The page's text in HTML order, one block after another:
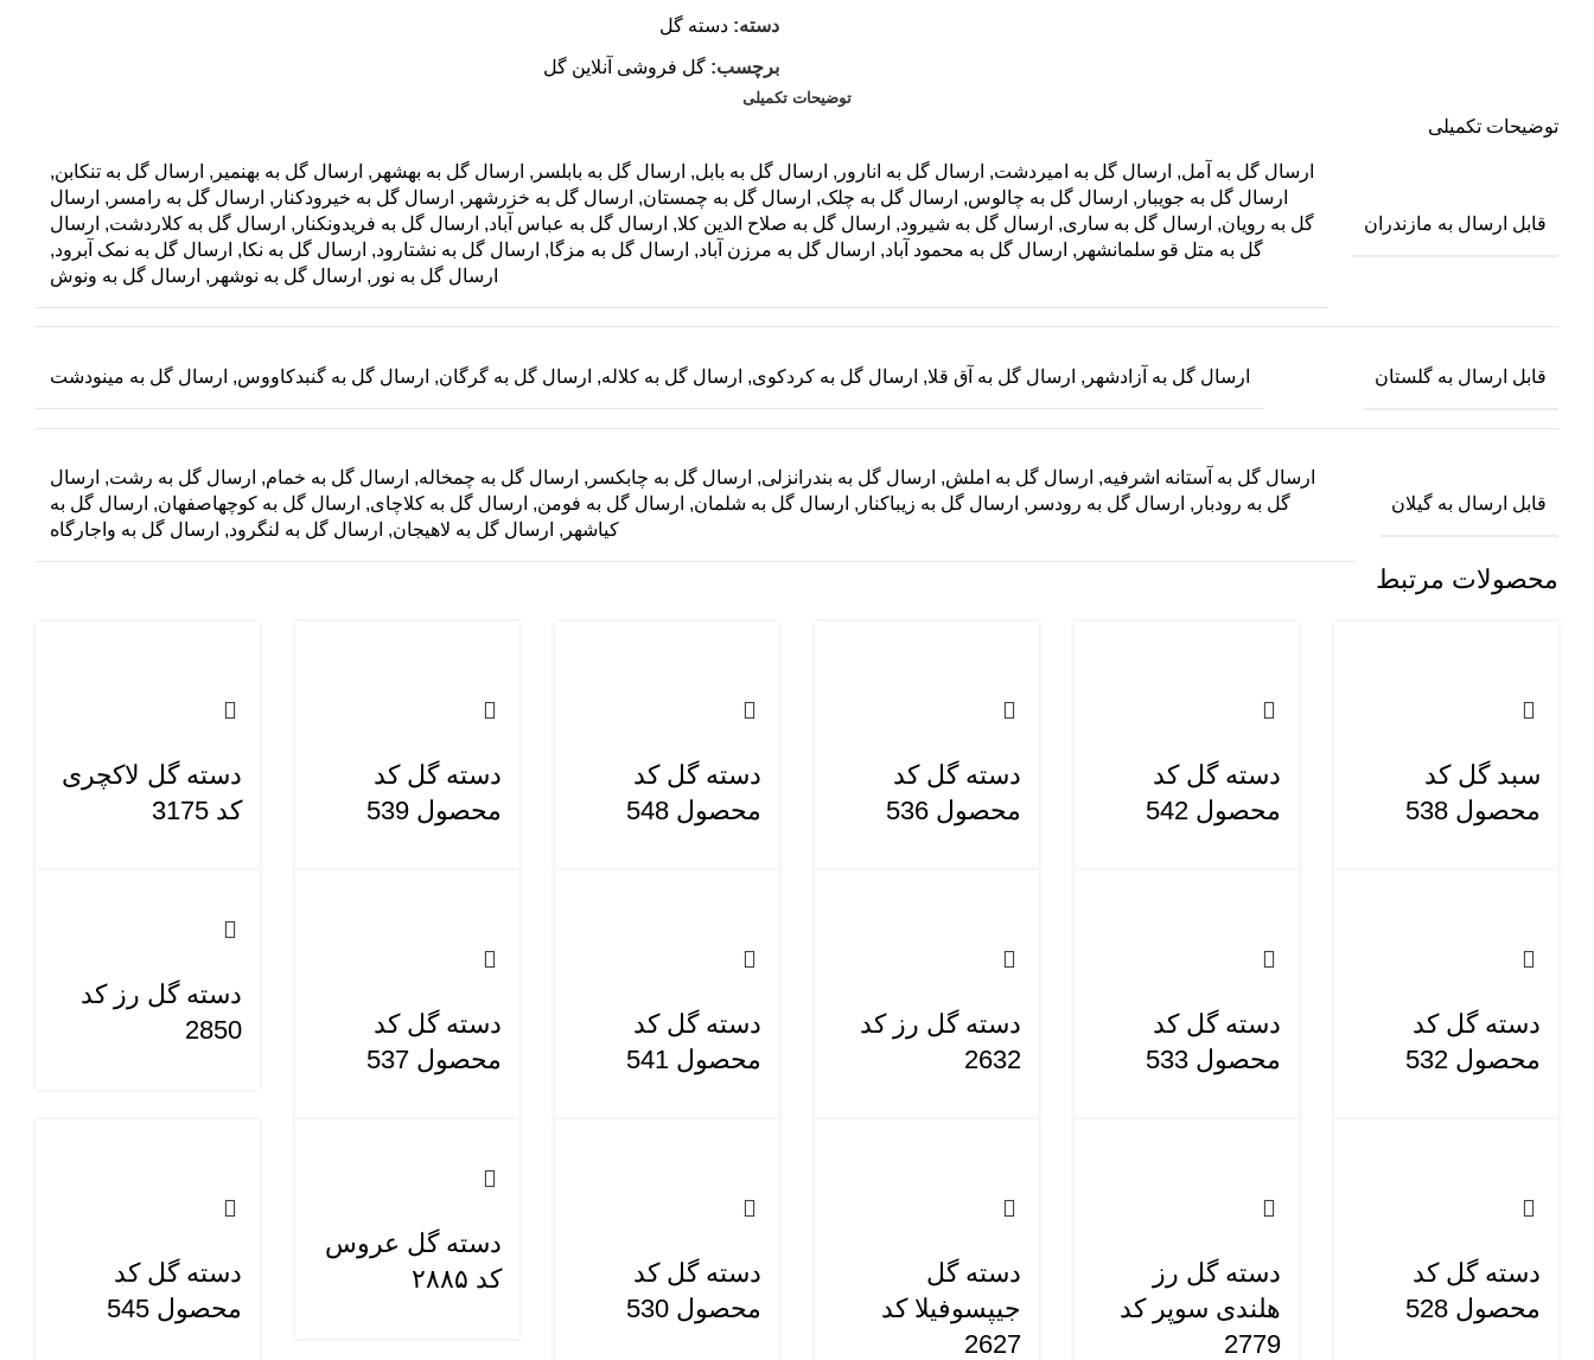
دسته: دسته گل
برچسب: گل فروشی آنلاین گل
توضیحات تکمیلی
توضیحات تکمیلی
قابل ارسال به مازندران
ارسال گل به آمل, ارسال گل به امیردشت, ارسال گل به انارور , ارسال گل به بابل, ارسال گل به بابلسر , ارسال گل به بهشهر , ارسال گل به بهنمیر , ارسال گل به تنکابن,
ارسال گل به جویبار , ارسال گل به چالوس, ارسال گل به چلک, ارسال گل به چمستان, ارسال گل به خزرشهر , ارسال گل به خیرودکنار , ارسال گل به رامسر , ارسال
گل به رویان, ارسال گل به ساری, ارسال گل به شیرود, ارسال گل به صلاح الدین کلا, ارسال گل به عباس آباد, ارسال گل به فریدونکنار , ارسال گل به کلاردشت, ارسال
گل به متل قو سلمانشهر , ارسال گل به محمود آباد, ارسال گل به مرزن آباد, ارسال گل به مزگا, ارسال گل به نشتارود, ارسال گل به نکا, ارسال گل به نمک آبرود,
ارسال گل به نور , ارسال گل به نوشهر , ارسال گل به ونوش
قابل ارسال به گلستان ارسال گل به آزادشهر , ارسال گل به آق قلا, ارسال گل به کردکوی, ارسال گل به کلاله, ارسال گل به گرگان, ارسال گل به گنبدکاووس, ارسال گل به مینودشت
قابل ارسال به گیلان
ارسال گل به آستانه اشرفیه, ارسال گل به املش, ارسال گل به بندرانزلی, ارسال گل به چابکسر , ارسال گل به چمخاله, ارسال گل به خمام, ارسال گل به رشت, ارسال
گل به رودبار , ارسال گل به رودسر , ارسال گل به زیباکنار , ارسال گل به شلمان, ارسال گل به فومن, ارسال گل به کلاچای, ارسال گل به کوچهاصفهان, ارسال گل به
کیاشهر , ارسال گل به لاهیجان, ارسال گل به لنگرود, ارسال گل به واجارگاه
محصولات مرتبط
سبد گل کد
محصول 538
دسته گل کد
محصول 542
دسته گل کد
محصول 536
دسته گل کد
محصول 548
دسته گل کد
محصول 539
دسته گل لاکچری
کد 3175
دسته گل کد
محصول 532
دسته گل کد
محصول 533
دسته گل رز کد
2632
دسته گل کد
محصول 541
دسته گل کد
محصول 537
دسته گل رز کد
2850
دسته گل کد
محصول 528
دسته گل رز
هلندی سوپر کد
2779
دسته گل
جیپسوفیلا کد
2627
دسته گل کد
محصول 530
دسته گل عروس
کد ۲۸۸۵
دسته گل کد
محصول 545